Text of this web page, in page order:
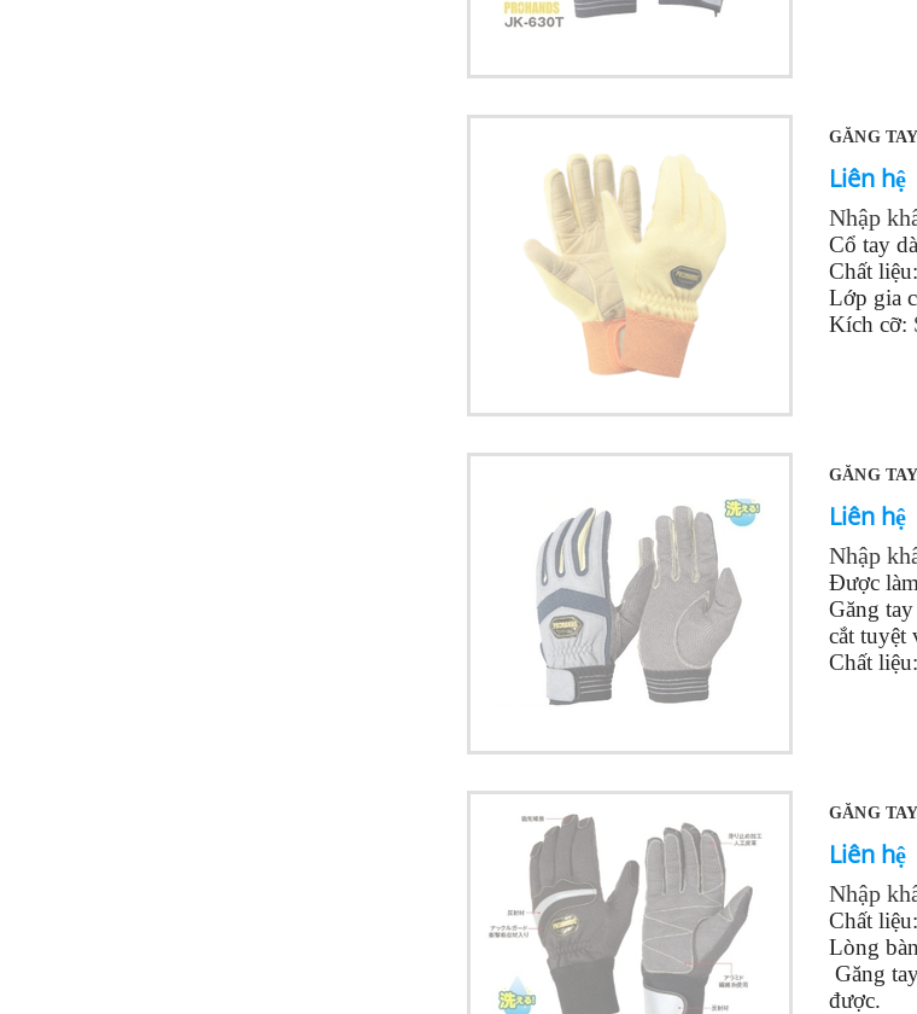
GĂNG
Liên hệ
Nhập
Cổ tay
Chất
Lớp gia
Kích cỡ:
GĂNG
Liên hệ
Nhập
Được
Găng
cắt tuyệt
Chất
Liên hệ
Nhập
Chất
Lòng
Găng
được.